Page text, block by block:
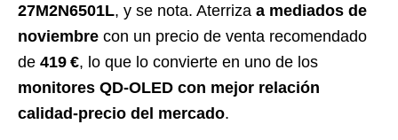
27M2N6501L, y se nota. Aterriza a mediados de
noviembre con un precio de venta recomendado
de 419 €, lo que lo convierte en uno de los
monitores QD-OLED con mejor relación
calidad-precio del mercado.